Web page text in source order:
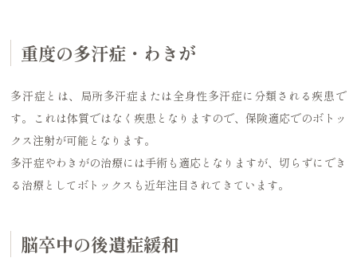
重度の多汗症・わきが
多汗症とは、局所多汗症または全身性多汗症に分類される疾患で
す。これは体質ではなく疾患となりますので、保険適応でのボトッ
クス注射が可能となります。
多汗症やわきがの治療には手術も適応となりますが、切らずにでき
る治療としてボトックスも近年注目されてきています。
脳卒中の後遺症緩和